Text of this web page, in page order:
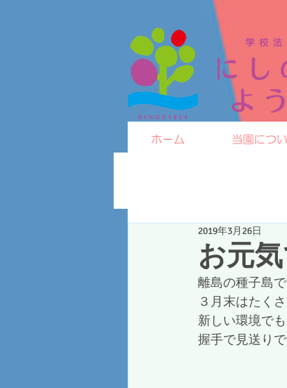
ホーム 当園につ
お元
2019年3月26日
離島の種子島
３月末はたく
新しい環境で
握手で見送りで